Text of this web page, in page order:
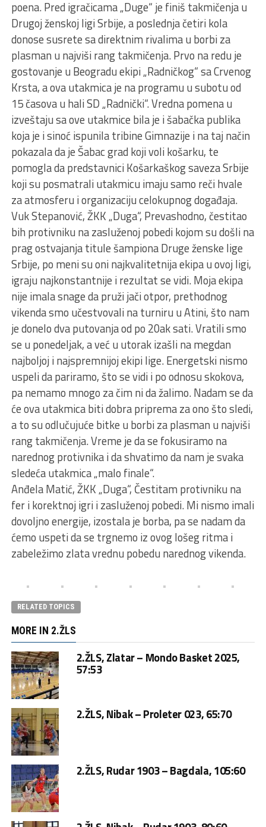
poena. Pred igračicama „Duge“ je finiš takmičenja u
Drugoj ženskoj ligi Srbije, a poslednja četiri kola
donose susrete sa direktnim rivalima u borbi za
plasman u najviši rang takmičenja. Prvo na redu je
gostovanje u Beogradu ekipi „Radničkog“ sa Crvenog
Krsta, a ova utakmica je na programu u subotu od
15 časova u hali SD „Radnički“. Vredna pomena u
izveštaju sa ove utakmice bila je i šabačka publika
koja je i sinoć ispunila tribine Gimnazije i na taj način
pokazala da je Šabac grad koji voli košarku, te
pomogla da predstavnici Košarkaškog saveza Srbije
koji su posmatrali utakmicu imaju samo reči hvale
za atmosferu i organizaciju celokupnog događaja.
Vuk Stepanović, ŽKK „Duga“, Prevashodno, čestitao
bih protivniku na zasluženoj pobedi kojom su došli na
prag ostvajanja titule šampiona Druge ženske lige
Srbije, po meni su oni najkvalitetnija ekipa u ovoj ligi,
igraju najkonstantnije i rezultat se vidi. Moja ekipa
nije imala snage da pruži jači otpor, prethodnog
vikenda smo učestvovali na turniru u Atini, što nam
je donelo dva putovanja od po 20ak sati. Vratili smo
se u ponedeljak, a već u utorak izašli na megdan
najboljoj i najspremnijoj ekipi lige. Energetski nismo
uspeli da pariramo, što se vidi i po odnosu skokova,
pa nemamo mnogo za čim ni da žalimo. Nadam se da
će ova utakmica biti dobra priprema za ono što sledi,
a to su odlučujuće bitke u borbi za plasman u najviši
rang takmičenja. Vreme je da se fokusiramo na
narednog protivnika i da shvatimo da nam je svaka
sledeća utakmica „malo finale“.
Anđela Matić, ŽKK „Duga“, Čestitam protivniku na
fer i korektnoj igri i zasluženoj pobedi. Mi nismo imali
dovoljno energije, izostala je borba, pa se nadam da
ćemo uspeti da se trgnemo iz ovog lošeg ritma i
zabeležimo zlata vrednu pobedu narednog vikenda.
RELATED TOPICS
MORE IN 2.ŽLS
2.ŽLS, Zlatar – Mondo Basket 2025,
57:53
2.ŽLS, Nibak – Proleter 023, 65:70
2.ŽLS, Rudar 1903 – Bagdala, 105:60